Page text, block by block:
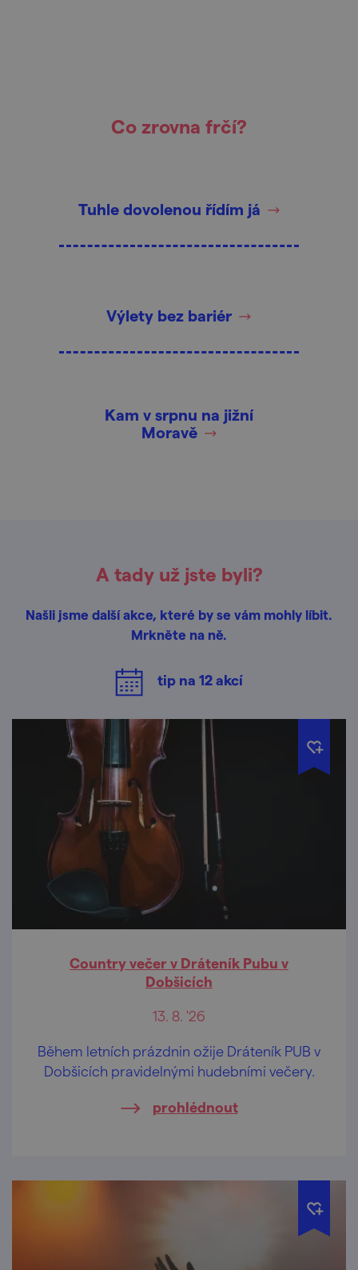
Co zrovna frčí?
Tuhle dovolenou řídím já
Výlety bez bariér
Kam v srpnu na jižní
Moravě
A tady už jste byli?
Našli jsme další akce, které by se vám mohly líbit.
Mrkněte na ně.
tip na 12akcí
Country večer v Dráteník Pubu v
Dobšicích
13. 8. '26
Během letních prázdnin ožije Dráteník PUB v
Dobšicích pravidelnými hudebními večery.
prohlédnout